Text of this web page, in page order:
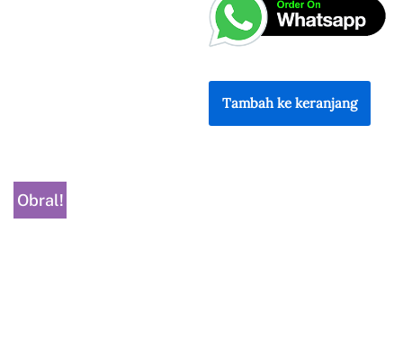
Tambah ke keranjang
Obral!